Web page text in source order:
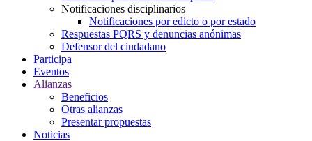
Notificaciones disciplinarios
Notificaciones por edicto o por estado
Respuestas PQRS y denuncias anónimas
Defensor del ciudadano
Participa
Eventos
Alianzas
Beneficios
Otras alianzas
Presentar propuestas
Noticias